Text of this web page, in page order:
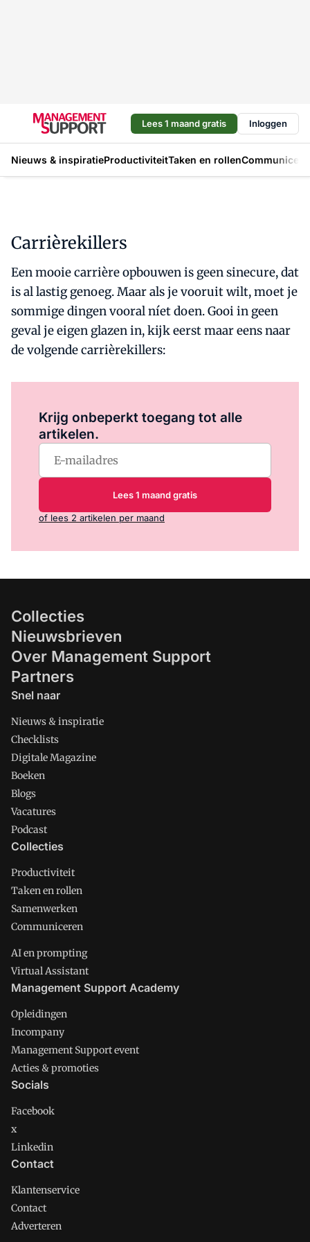
Lees 1 maand gratis Inloggen
Nieuws & inspiratieProductiviteitTaken en rollen
Carrièrekillers
Een mooie carrière opbouwen is geen sinecure, dat
is al lastig genoeg. Maar als je vooruit wilt, moet je
sommige dingen vooral níet doen. Gooi in geen
geval je eigen glazen in, kijk eerst maar eens naar
de volgende carrièrekillers:
Krijg onbeperkt toegang tot alle
artikelen.
Lees 1 maand gratis
of lees 2 artikelen per maand
Collecties
Nieuwsbrieven
Over Management Support
Partners
Snel naar
Nieuws & inspiratie
Checklists
Digitale Magazine
Boeken
Blogs
Vacatures
Podcast
Collecties
Productiviteit
Taken en rollen
Samenwerken
Communiceren
AI en prompting
Virtual Assistant
Management Support Academy
Opleidingen
Incompany
Management Support event
Acties & promoties
Socials
Facebook
x
Linkedin
Contact
Klantenservice
Contact
Adverteren